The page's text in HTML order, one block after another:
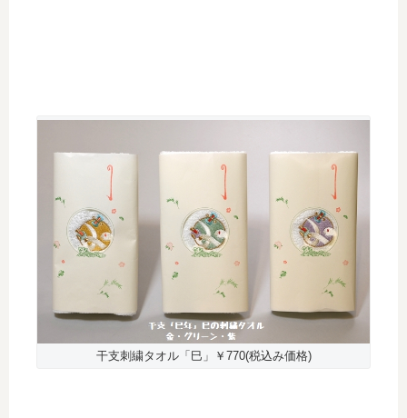
干支刺繍タオル「巳」￥770(税込み価格)